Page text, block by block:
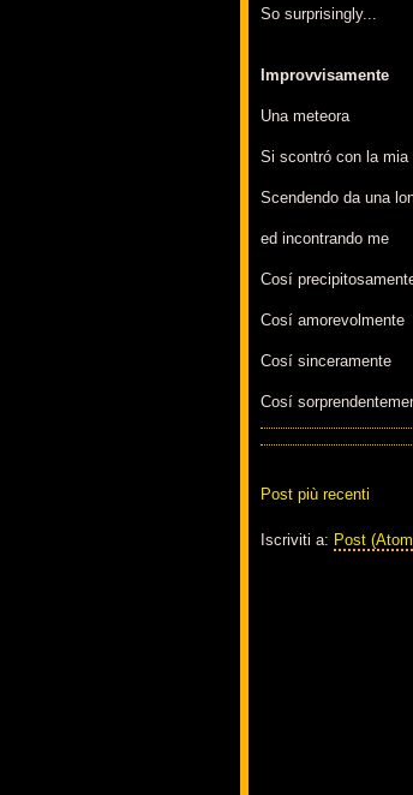
So surprisingly...
Improvvisamente
Una meteora
Si scontró con la mia
Scendendo da una
ed incontrando me
Cosí
Cosí amorevolmente
Cosí sinceramente
Cosí
Post più recenti
Iscriviti a: Post